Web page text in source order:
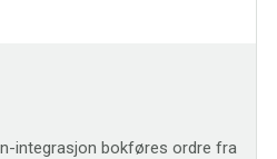
integrasjon bokføres ordre fra